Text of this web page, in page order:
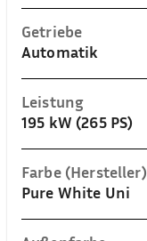
Getriebe
Automatik
Leistung
195 kW (265 PS)
Farbe (Hersteller)
Pure White Uni